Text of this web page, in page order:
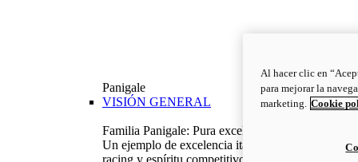
Panigale
VISIÓN GENERAL
Familia Panigale: Pura excelencia italiana.
Un ejemplo de excelencia italiana, con ADN
Al hacer clic en
para mejorar la
marketing. Cookie